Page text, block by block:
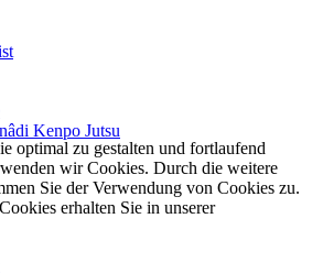
Kenpo Jutsu
optimal zu gestalten und fortlaufend
wir Cookies. Durch die weitere
Sie der Verwendung von Cookies zu.
erhalten Sie in unserer